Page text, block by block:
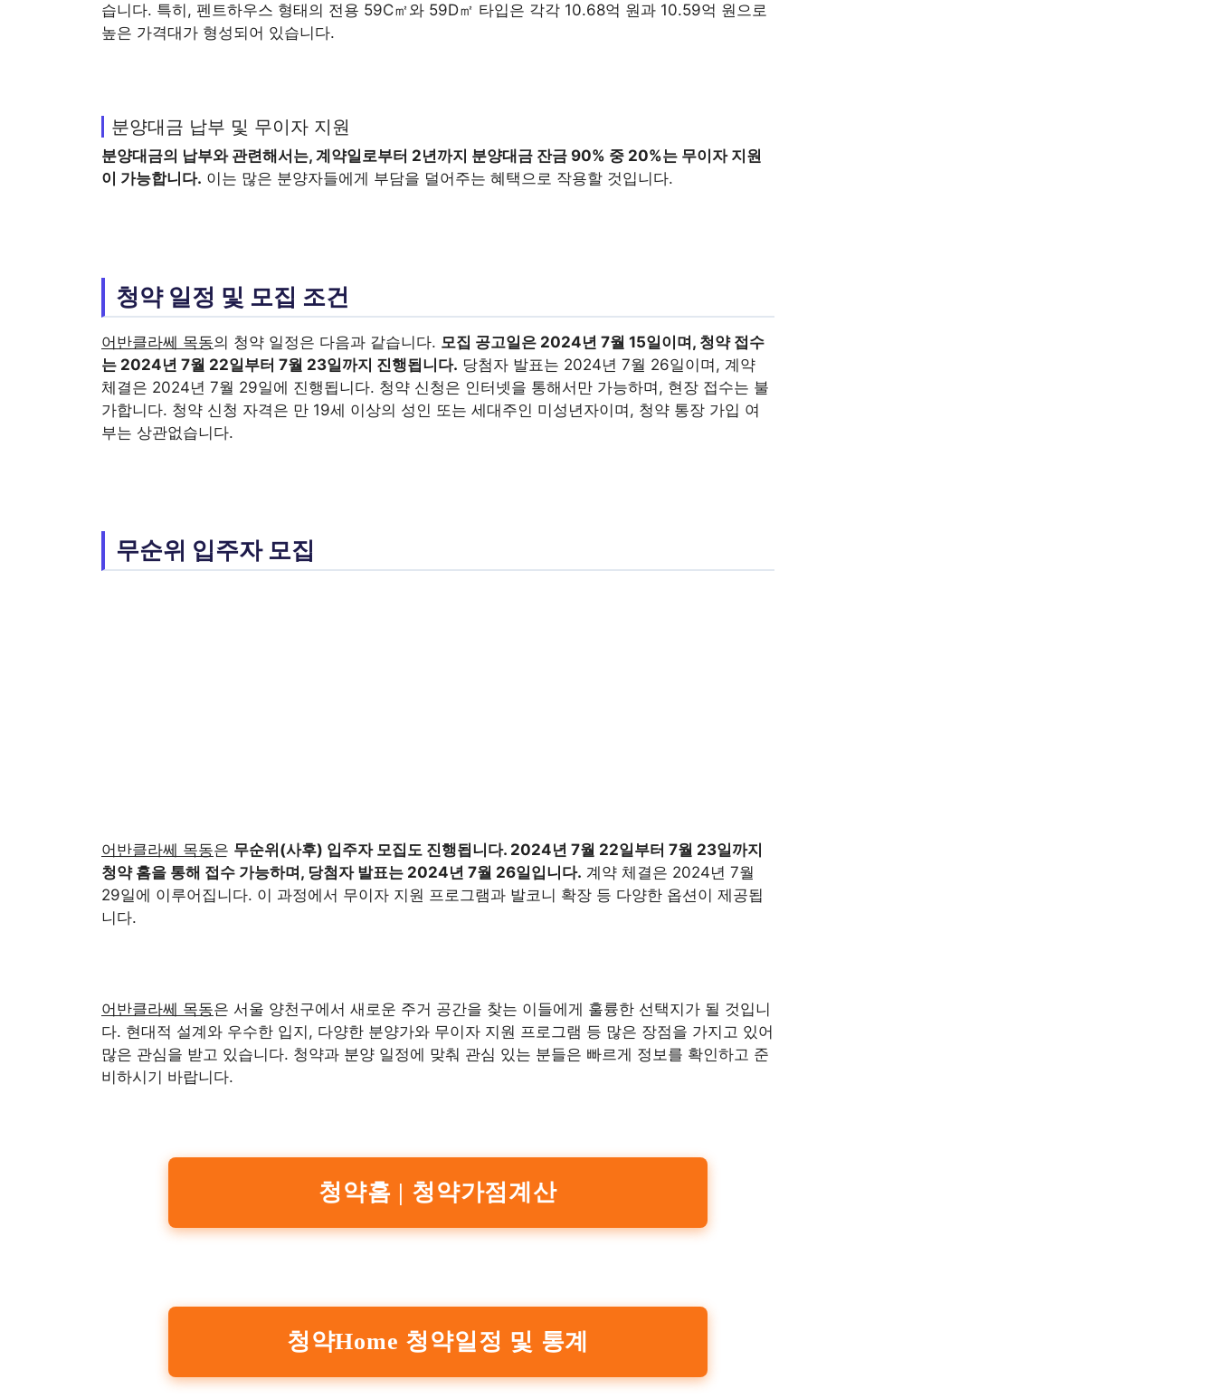
습니다. 특히, 펜트하우스 형태의 전용 59C㎡와 59D㎡ 타입은 각각 10.68억 원과 10.59억 원으로
높은 가격대가 형성되어 있습니다.
분양대금 납부 및 무이자 지원
분양대금의 납부와 관련해서는, 계약일로부터 2년까지 분양대금 잔금 90% 중 20%는 무이자 지원
이 가능합니다. 이는 많은 분양자들에게 부담을 덜어주는 혜택으로 작용할 것입니다.
청약 일정 및 모집 조건
어반클라쎄 목동의 청약 일정은 다음과 같습니다. 모집 공고일은 2024년 7월 15일이며, 청약 접수
는 2024년 7월 22일부터 7월 23일까지 진행됩니다. 당첨자 발표는 2024년 7월 26일이며, 계약
체결은 2024년 7월 29일에 진행됩니다. 청약 신청은 인터넷을 통해서만 가능하며, 현장 접수는 불
가합니다. 청약 신청 자격은 만 19세 이상의 성인 또는 세대주인 미성년자이며, 청약 통장 가입 여
부는 상관없습니다.
무순위 입주자 모집
어반클라쎄 목동은 무순위(사후) 입주자 모집도 진행됩니다. 2024년 7월 22일부터 7월 23일까지
청약 홈을 통해 접수 가능하며, 당첨자 발표는 2024년 7월 26일입니다. 계약 체결은 2024년 7월
29일에 이루어집니다. 이 과정에서 무이자 지원 프로그램과 발코니 확장 등 다양한 옵션이 제공됩
니다.
어반클라쎄 목동은 서울 양천구에서 새로운 주거 공간을 찾는 이들에게 훌륭한 선택지가 될 것입니
다. 현대적 설계와 우수한 입지, 다양한 분양가와 무이자 지원 프로그램 등 많은 장점을 가지고 있어
많은 관심을 받고 있습니다. 청약과 분양 일정에 맞춰 관심 있는 분들은 빠르게 정보를 확인하고 준
비하시기 바랍니다.
청약홈 | 청약가점계산
청약Home 청약일정 및 통계